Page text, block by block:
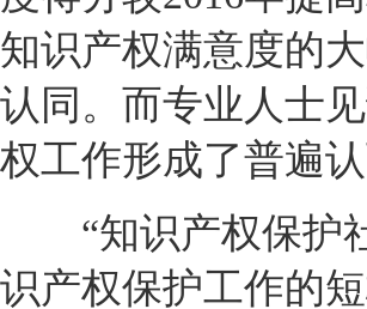
知识产权满意度的
认同。而专业人士
权工作形成了普遍
“知识产权保护社
识产权保护工作的